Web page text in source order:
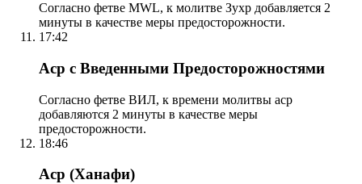
Согласно фетве MWL, к молитве Зухр добавляется 2
минуты в качестве меры предосторожности.
17:42
Аср с Введенными Предосторожностями
Согласно фетве ВИЛ, к времени молитвы аср
добавляются 2 минуты в качестве меры
предосторожности.
18:46
Аср (Ханафи)